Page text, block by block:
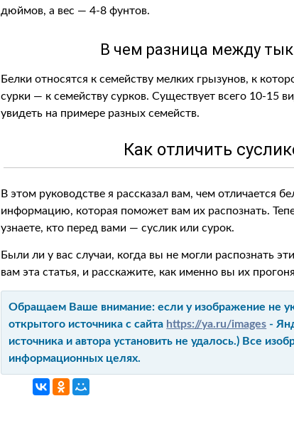
дюймов, а вес — 4-8 фунтов.
В чем разница между
Белки относятся к семейству мелких грызунов, к
сурки — к семейству сурков. Существует всего 10-15
увидеть на примере разных семейств.
Как отличить
В этом руководстве я рассказал вам, чем отличается
информацию, которая поможет вам их распознать.
узнаете, кто перед вами — суслик или сурок.
Были ли у вас случаи, когда вы не могли распознать
вам эта статья, и расскажите, как именно вы их
Обращаем Ваше внимание: если у изображение не
открытого источника с сайта https://ya.ru/images -
источника и автора установить не удалось.) Все
информационных целях.